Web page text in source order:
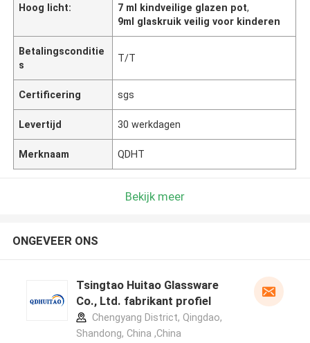
Hoog licht:
7 ml kindveilige glazen pot,
9ml glaskruik veilig voor kinderen
Betalingsconditie
s
T/T
Certificering sgs
Levertijd 30 werkdagen
Merknaam QDHT
Bekijk meer
ONGEVEER ONS
Tsingtao Huitao Glassware
Co., Ltd. fabrikant profiel
Chengyang District, Qingdao,
Shandong, China ,China